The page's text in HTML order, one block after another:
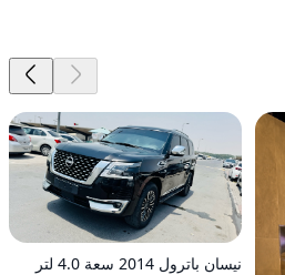
نيسان باترول 2014 سعة 4.0 لتر